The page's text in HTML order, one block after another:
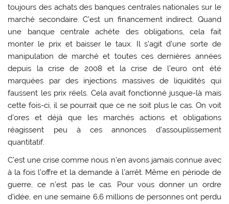
toujours des achats des banques centrales nationales sur le
marché secondaire. C’est un financement indirect. Quand
une banque centrale achète des obligations, cela fait
monter le prix et baisser le taux. Il s’agit d’une sorte de
manipulation de marché et toutes ces dernières années
depuis la crise de 2008 et la crise de l’euro ont été
marquées par des injections massives de liquidités qui
faussent les prix réels. Cela avait fonctionné jusque-là mais
cette fois-ci, il se pourrait que ce ne soit plus le cas. On voit
d’ores et déjà que les marchés actions et obligations
réagissent peu à ces annonces d’assouplissement
quantitatif.
C’est une crise comme nous n’en avons jamais connue avec
à la fois l’offre et la demande à l’arrêt. Même en période de
guerre, ce n’est pas le cas. Pour vous donner un ordre
d’idée, en une semaine 6,6 millions de personnes ont perdu